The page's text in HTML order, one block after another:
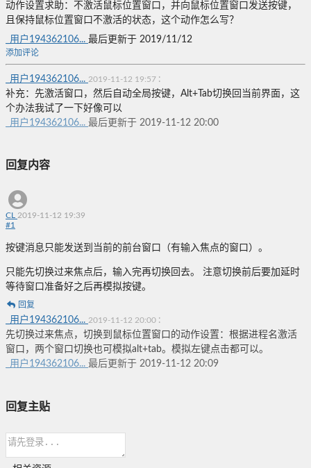
动作设置求助：不激活鼠标位置窗口，并向鼠标位置窗口发送按键，
且保持鼠标位置窗口不激活的状态，这个动作怎么写？
_用户194362106... 最后更新于 2019/11/12
添加评论
_用户194362106... 2019-11-12 19:57 :
补充：先激活窗口，然后自动全局按键，Alt+Tab切换回当前界面，这
个办法我试了一下好像可以
_用户194362106... 最后更新于 2019-11-12 20:00
回复内容
CL 2019-11-12 19:39
#1
按键消息只能发送到当前的前台窗口（有输入焦点的窗口）。
只能先切换过来焦点后，输入完再切换回去。 注意切换前后要加延时
等待窗口准备好之后再模拟按键。
回复
_用户194362106... 2019-11-12 20:00 :
先切换过来焦点， 切换到鼠标位置窗口的动作设置：根据进程名激活
窗口，两个窗口切换也可模拟alt+tab。模拟左键点击都可以。
_用户194362106... 最后更新于 2019-11-12 20:09
回复主贴